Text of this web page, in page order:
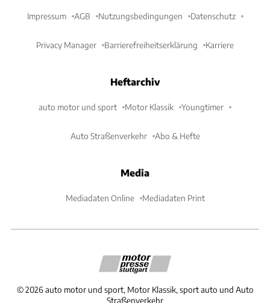
Impressum AGB Nutzungsbedingungen Datenschutz
Privacy Manager Barrierefreiheitserklärung Karriere
Heftarchiv
auto motor und sport Motor Klassik Youngtimer
Auto Straßenverkehr Abo & Hefte
Media
Mediadaten Online Mediadaten Print
©2026 auto motor und sport, Motor Klassik, sport auto und Auto
Straßenverkehr